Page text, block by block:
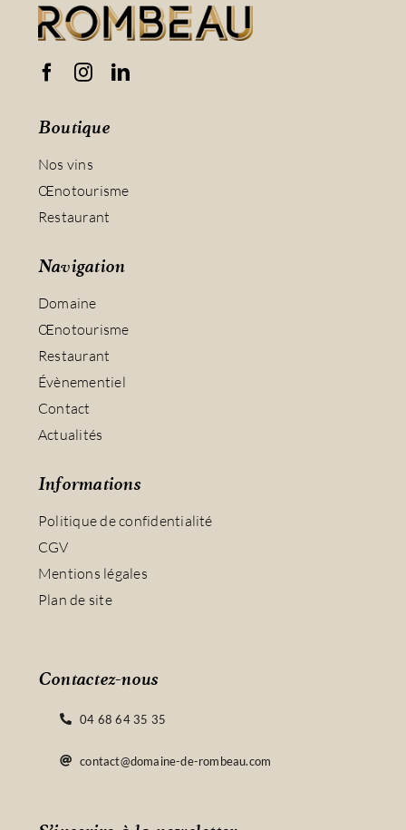
Boutique
Nos vins
Œnotourisme
Restaurant
Navigation
Domaine
Œnotourisme
Restaurant
Évènementiel
Contact
Actualités
Informations
Politique de confidentialité
CGV
Mentions légales
Plan de site
Contactez-nous
04 68 64 35 35
contact@domaine-de-rombeau.com